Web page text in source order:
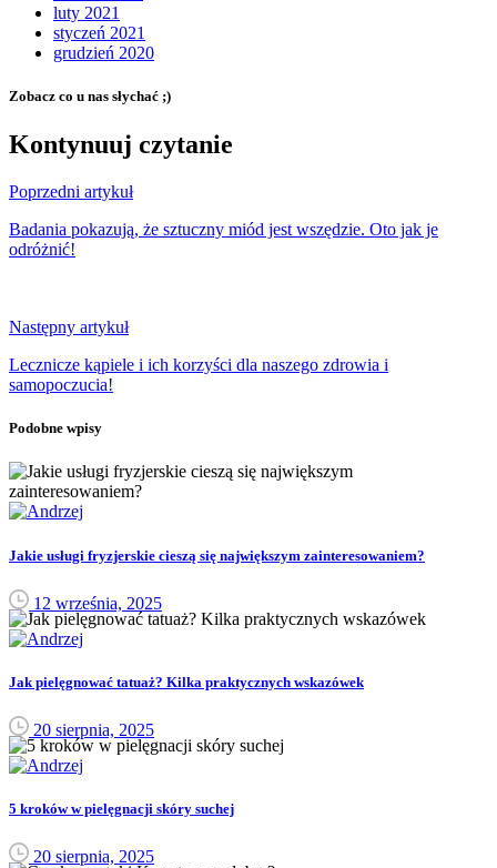
luty 2021
styczeń 2021
grudzień 2020
Zobacz co u nas słychać ;)
Kontynuuj czytanie
Poprzedni artykuł
Badania pokazują, że sztuczny miód jest wszędzie. Oto jak je
odróżnić!
Następny artykuł
Lecznicze kąpiele i ich korzyści dla naszego zdrowia i
samopoczucia!
Podobne wpisy
Jakie usługi fryzjerskie cieszą się największym zainteresowaniem?
12 września, 2025
Jak pielęgnować tatuaż? Kilka praktycznych wskazówek
20 sierpnia, 2025
5 kroków w pielęgnacji skóry suchej
20 sierpnia, 2025